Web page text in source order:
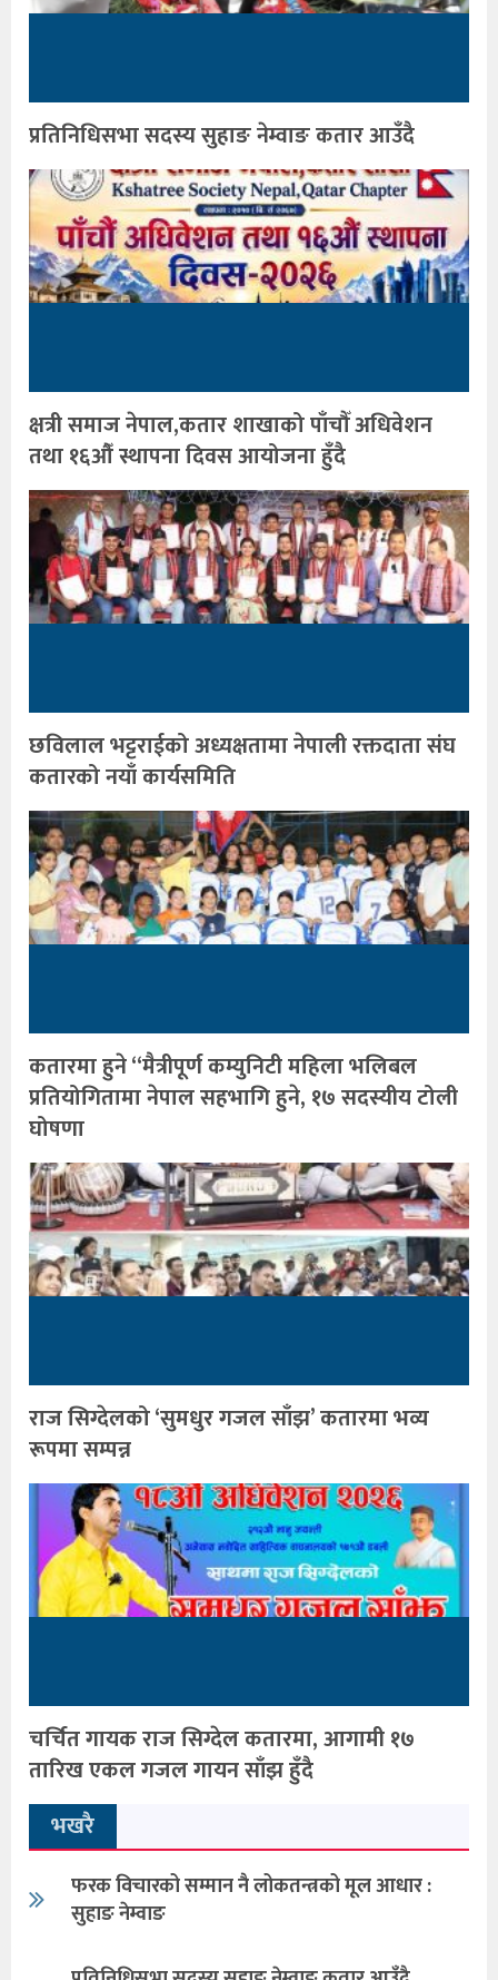
प्रतिनिधिसभा सदस्य सुहाङ नेम्वाङ कतार आउँदै
क्षत्री समाज नेपाल,कतार शाखाको पाँचौँ अधिवेशन
तथा १६औँ स्थापना दिवस आयोजना हुँदै
छविलाल भट्टराईको अध्यक्षतामा नेपाली रक्तदाता संघ
कतारको नयाँ कार्यसमिति
कतारमा हुने “मैत्रीपूर्ण कम्युनिटी महिला भलिबल
प्रतियोगितामा नेपाल सहभागि हुने, १७ सदस्यीय टोली
घोषणा
राज सिग्देलको ‘सुमधुर गजल साँझ’ कतारमा भव्य
रूपमा सम्पन्न
चर्चित गायक राज सिग्देल कतारमा, आगामी १७
तारिख एकल गजल गायन साँझ हुँदै
भखरै
फरक विचारको सम्मान नै लोकतन्त्रको मूल आधार :
सुहाङ नेम्वाङ